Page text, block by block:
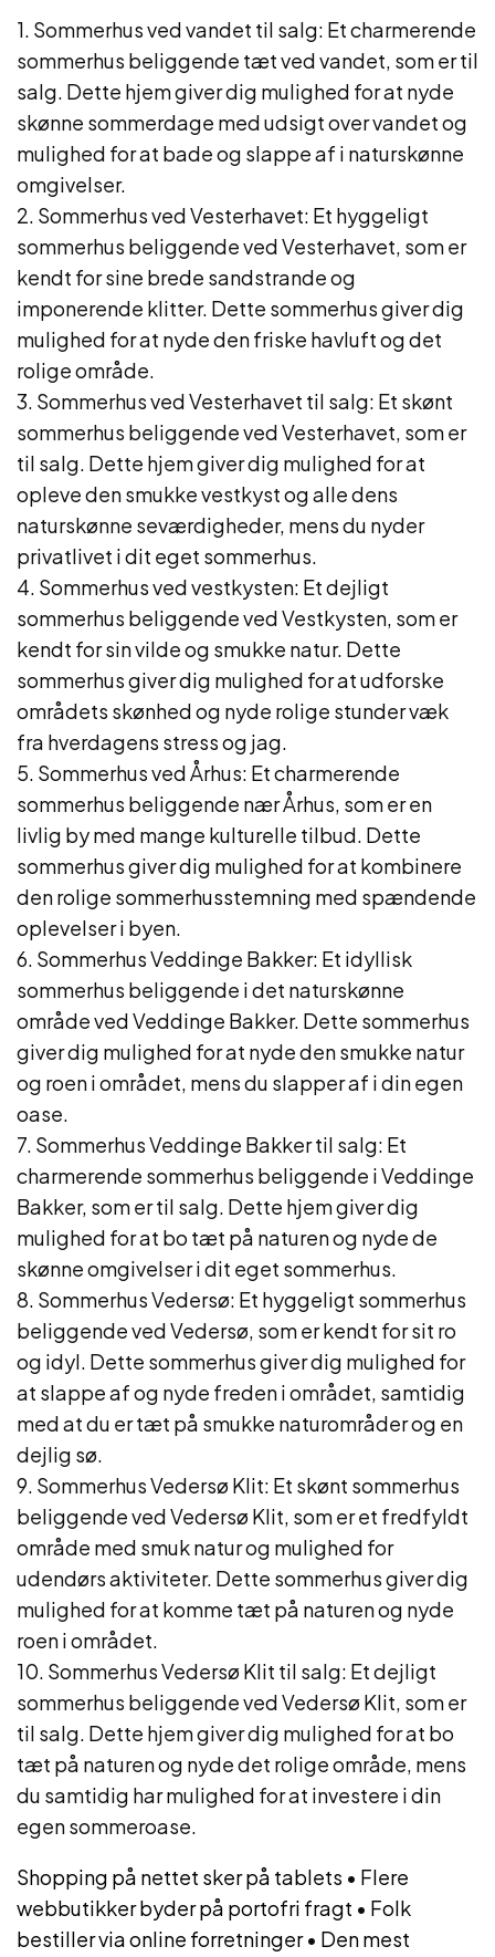
1. Sommerhus ved vandet til salg: Et charmerende
sommerhus beliggende tæt ved vandet, som er til
salg. Dette hjem giver dig mulighed for at nyde
skønne sommerdage med udsigt over vandet og
mulighed for at bade og slappe af i naturskønne
omgivelser.
2. Sommerhus ved Vesterhavet: Et hyggeligt
sommerhus beliggende ved Vesterhavet, som er
kendt for sine brede sandstrande og
imponerende klitter. Dette sommerhus giver dig
mulighed for at nyde den friske havluft og det
rolige område.
3. Sommerhus ved Vesterhavet til salg: Et skønt
sommerhus beliggende ved Vesterhavet, som er
til salg. Dette hjem giver dig mulighed for at
opleve den smukke vestkyst og alle dens
naturskønne seværdigheder, mens du nyder
privatlivet i dit eget sommerhus.
4. Sommerhus ved vestkysten: Et dejligt
sommerhus beliggende ved Vestkysten, som er
kendt for sin vilde og smukke natur. Dette
sommerhus giver dig mulighed for at udforske
områdets skønhed og nyde rolige stunder væk
fra hverdagens stress og jag.
5. Sommerhus ved Århus: Et charmerende
sommerhus beliggende nær Århus, som er en
livlig by med mange kulturelle tilbud. Dette
sommerhus giver dig mulighed for at kombinere
den rolige sommerhusstemning med spændende
oplevelser i byen.
6. Sommerhus Veddinge Bakker: Et idyllisk
sommerhus beliggende i det naturskønne
område ved Veddinge Bakker. Dette sommerhus
giver dig mulighed for at nyde den smukke natur
og roen i området, mens du slapper af i din egen
oase.
7. Sommerhus Veddinge Bakker til salg: Et
charmerende sommerhus beliggende i Veddinge
Bakker, som er til salg. Dette hjem giver dig
mulighed for at bo tæt på naturen og nyde de
skønne omgivelser i dit eget sommerhus.
8. Sommerhus Vedersø: Et hyggeligt sommerhus
beliggende ved Vedersø, som er kendt for sit ro
og idyl. Dette sommerhus giver dig mulighed for
at slappe af og nyde freden i området, samtidig
med at du er tæt på smukke naturområder og en
dejlig sø.
9. Sommerhus Vedersø Klit: Et skønt sommerhus
beliggende ved Vedersø Klit, som er et fredfyldt
område med smuk natur og mulighed for
udendørs aktiviteter. Dette sommerhus giver dig
mulighed for at komme tæt på naturen og nyde
roen i området.
10. Sommerhus Vedersø Klit til salg: Et dejligt
sommerhus beliggende ved Vedersø Klit, som er
til salg. Dette hjem giver dig mulighed for at bo
tæt på naturen og nyde det rolige område, mens
du samtidig har mulighed for at investere i din
egen sommeroase.
Shopping på nettet sker på tablets • Flere
webbutikker byder på portofri fragt • Folk
bestiller via online forretninger• Den mest